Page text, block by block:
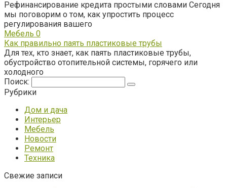
Рефинансирование кредита простыми словами Сегодня
мы поговорим о том, как упростить процесс
регулирования вашего
Мебель 0
Как правильно паять пластиковые трубы
Для тех, кто знает, как паять пластиковые трубы,
обустройство отопительной системы, горячего или
холодного
Поиск:
Рубрики
Дом и дача
Интерьер
Мебель
Новости
Ремонт
Техника
Свежие записи